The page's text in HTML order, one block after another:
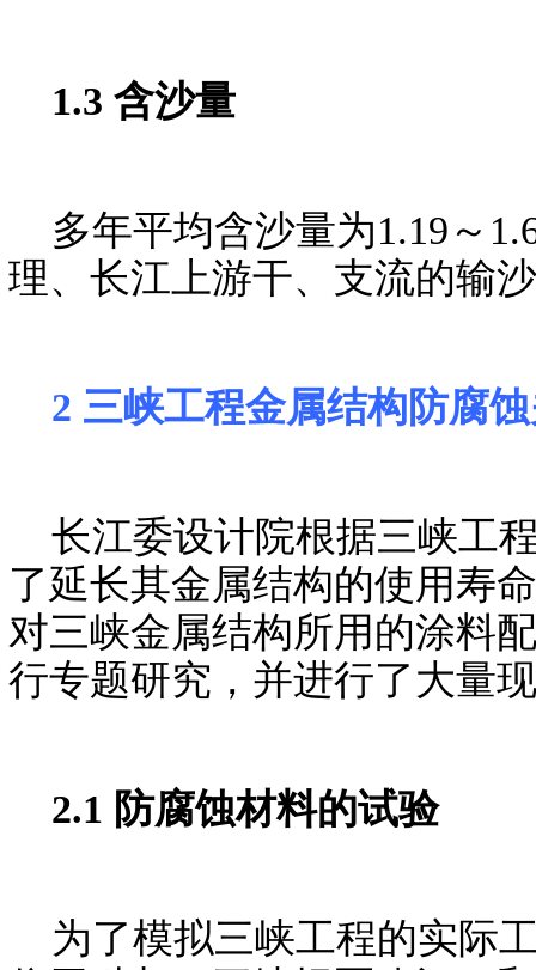
1.3 含沙量
多年平均含沙量为1.19～
理、长江上游干、支流的输
2 三峡工程金属结构防腐
长江委设计院根据三峡工
了延长其金属结构的使用寿
对三峡金属结构所用的涂料
行专题研究，并进行了大量
2.1 防腐蚀材料的试验
为了模拟三峡工程的实际